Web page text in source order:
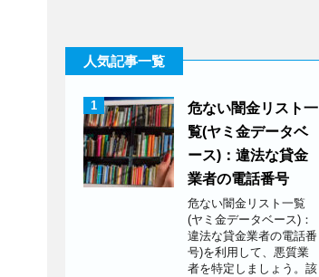
人気記事一覧
1
危ない闇金リスト一
覧(ヤミ金データベ
ース)：違法な貸金
業者の電話番号
危ない闇金リスト一覧
(ヤミ金データベース)：
違法な貸金業者の電話番
号)を利用して、悪質業
者を特定しましょう。該